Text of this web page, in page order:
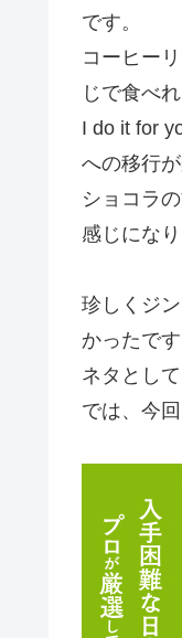
です。
コーヒー
じで食べれ
I do it for
への移行
ショコラ
感じにな
珍しくジ
かったです
ネタとし
では、今